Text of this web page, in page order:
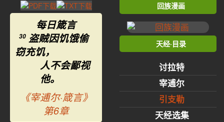
每日箴言
30 盗贼因饥饿偷
窃充饥，
人不会鄙视
他。
《宰逋尔·箴言》
第6章
回族漫画
天经·目录
讨拉特
宰逋尔
引支勒
天经选集